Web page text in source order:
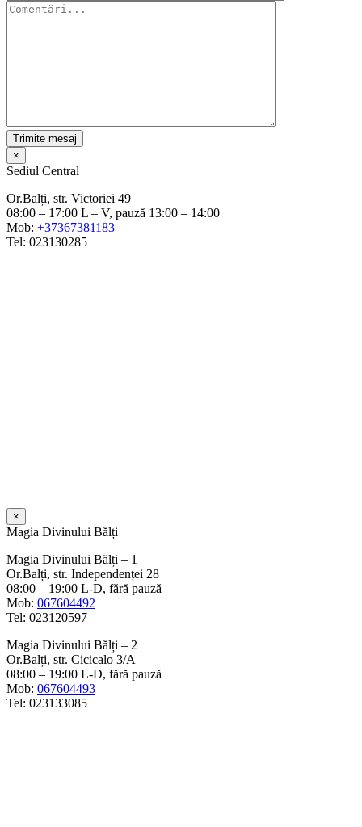
×
Sediul Central
Or.Balți, str. Victoriei 49
08:00 – 17:00 L – V, pauză 13:00 – 14:00
Mob: +37367381183
Tel: 023130285
×
Magia Divinului Bălți
Magia Divinului Bălți – 1
Or.Balți, str. Independenței 28
08:00 – 19:00 L-D, fără pauză
Mob: 067604492
Tel: 023120597
Magia Divinului Bălți – 2
Or.Balți, str. Cicicalo 3/A
08:00 – 19:00 L-D, fără pauză
Mob: 067604493
Tel: 023133085